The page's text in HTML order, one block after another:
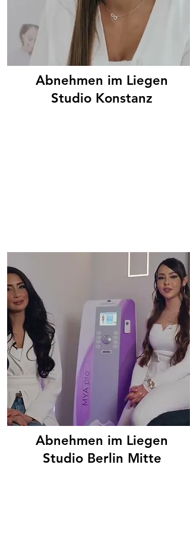
Abnehmen im Liegen
Studio Konstanz
Abnehmen im Liegen
Studio Berlin Mitte